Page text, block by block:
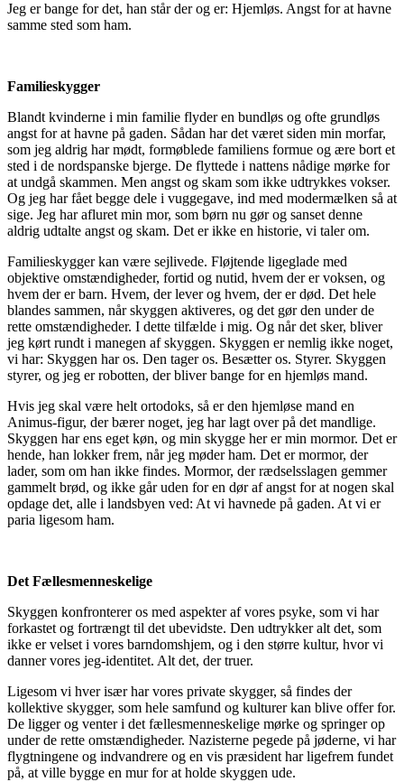
Jeg er bange for det, han står der og er: Hjemløs. Angst for at havne
samme sted som ham.
Familieskygger
Blandt kvinderne i min familie flyder en bundløs og ofte grundløs
angst for at havne på gaden. Sådan har det været siden min morfar,
som jeg aldrig har mødt, formøblede familiens formue og ære bort et
sted i de nordspanske bjerge. De flyttede i nattens nådige mørke for
at undgå skammen. Men angst og skam som ikke udtrykkes vokser.
Og jeg har fået begge dele i vuggegave, ind med modermælken så at
sige. Jeg har afluret min mor, som børn nu gør og sanset denne
aldrig udtalte angst og skam. Det er ikke en historie, vi taler om.
Familieskygger kan være sejlivede. Fløjtende ligeglade med
objektive omstændigheder, fortid og nutid, hvem der er voksen, og
hvem der er barn. Hvem, der lever og hvem, der er død. Det hele
blandes sammen, når skyggen aktiveres, og det gør den under de
rette omstændigheder. I dette tilfælde i mig. Og når det sker, bliver
jeg kørt rundt i manegen af skyggen. Skyggen er nemlig ikke noget,
vi har: Skyggen har os. Den tager os. Besætter os. Styrer. Skyggen
styrer, og jeg er robotten, der bliver bange for en hjemløs mand.
Hvis jeg skal være helt ortodoks, så er den hjemløse mand en
Animus-figur, der bærer noget, jeg har lagt over på det mandlige.
Skyggen har ens eget køn, og min skygge her er min mormor. Det er
hende, han lokker frem, når jeg møder ham. Det er mormor, der
lader, som om han ikke findes. Mormor, der rædselsslagen gemmer
gammelt brød, og ikke går uden for en dør af angst for at nogen skal
opdage det, alle i landsbyen ved: At vi havnede på gaden. At vi er
paria ligesom ham.
Det Fællesmenneskelige
Skyggen konfronterer os med aspekter af vores psyke, som vi har
forkastet og fortrængt til det ubevidste. Den udtrykker alt det, som
ikke er velset i vores barndomshjem, og i den større kultur, hvor vi
danner vores jeg-identitet. Alt det, der truer.
Ligesom vi hver især har vores private skygger, så findes der
kollektive skygger, som hele samfund og kulturer kan blive offer for.
De ligger og venter i det fællesmenneskelige mørke og springer op
under de rette omstændigheder. Nazisterne pegede på jøderne, vi har
flygtningene og indvandrere og en vis præsident har ligefrem fundet
på, at ville bygge en mur for at holde skyggen ude.